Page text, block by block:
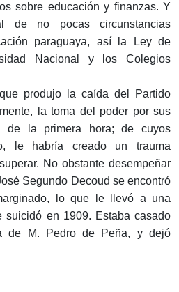
sobre educación y finanzas. Y
de no pocas circunstancias
paraguaya, así la Ley de
Nacional y los Colegios
produjo la caída del Partido
la toma del poder por sus
de la primera hora; de cuyos
le habría creado un trauma
No obstante desempeñar
Segundo Decoud se encontró
lo que le llevó a una
suicidó en 1909. Estaba casado
de M. Pedro de Peña, y dejó